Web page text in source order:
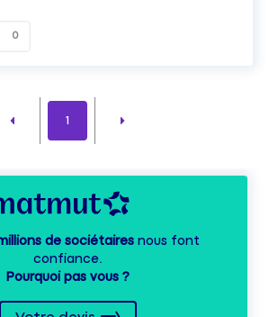
0
1
de sociétairesnous font
confiance.
Pourquoi pas vous ?